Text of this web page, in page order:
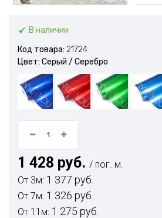
В наличии
Код товара: 21724
Цвет: Серый / Серебро
1 428 руб. / пог. м.
От 3м: 1 377 руб.
От 7м: 1 326 руб.
От 11м: 1 275 руб.